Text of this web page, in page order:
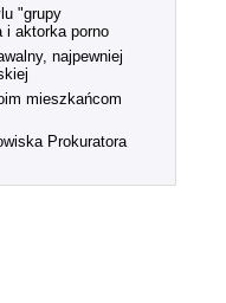
"grupy
i aktorka porno
najpewniej
mieszkańcom
Prokuratora